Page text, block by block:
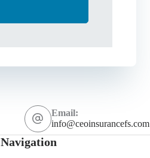
Email:
info@ceoinsurancefs.com
Navigation